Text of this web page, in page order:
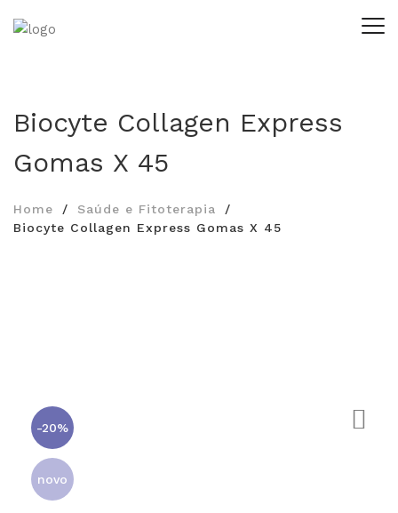
Biocyte Collagen Express
Gomas X 45
Home
Saúde e Fitoterapia
Biocyte Collagen Express Gomas X 45
-20%
novo